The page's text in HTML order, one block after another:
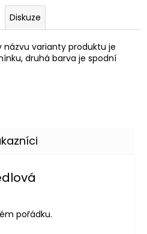
Diskuze
názvu varianty produktu je
druhá barva je spodní
je 5 z 5 hvězdiček.
pořádku.